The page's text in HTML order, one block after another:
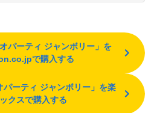
パーティ ジャンボリー」を
で購入する
パーティ ジャンボリー」を楽
クスで購入する